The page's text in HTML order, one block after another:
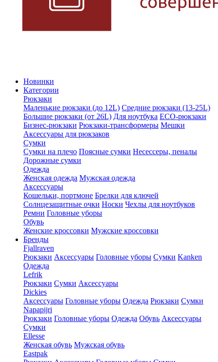
Новинки
Категории
Рюкзаки
Маленькие рюкзаки (до 12L) Средние рюкзаки (13-25L)
Большие рюкзаки (от 26L) Для ноутбука ECO-рюкзаки
Бизнес-рюкзаки Рюкзаки-трансформеры Мешки
Аксессуары для рюкзаков
Сумки
Сумки на плечо Поясные сумки Несессеры, пеналы
Дорожные сумки
Одежда
Женская одежда Мужская одежда
Аксессуары
Кошельки, портмоне Брелки для ключей
Солнцезащитные очки Носки Чехлы для ноутбуков
Ремни Головные уборы
Обувь
Женские кроссовки Мужские кроссовки
Бренды
Fjallraven
Рюкзаки Аксессуары Головные уборы Сумки Kanken
Одежда
Lefrik
Рюкзаки Сумки Аксессуары
Dickies
Аксессуары Головные уборы Одежда Рюкзаки Сумки
Napapijri
Рюкзаки Головные уборы Одежда Обувь Аксессуары
Сумки
Ellesse
Женская обувь Мужская обувь
Eastpak